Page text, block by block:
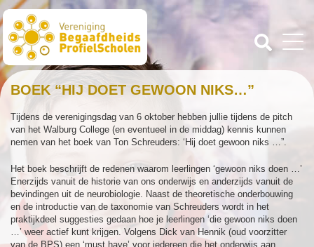
BOEK “HIJ DOET GEWOON NIKS…”
Tijdens de verenigingsdag van 6 oktober hebben jullie tijdens de pitch
van het Walburg College (en eventueel in de middag) kennis kunnen
nemen van het boek van Ton Schreuders: ‘Hij doet gewoon niks …”.
Het boek beschrijft de redenen waarom leerlingen ‘gewoon niks doen …’
Enerzijds vanuit de historie van ons onderwijs en anderzijds vanuit de
bevindingen uit de neurobiologie. Naast de theoretische onderbouwing
en de introductie van de taxonomie van Schreuders wordt in het
praktijkdeel suggesties gedaan hoe je leerlingen ‘die gewoon niks doen
…’ weer actief kunt krijgen. Volgens Dick van Hennik (oud voorzitter
van de BPS) een ‘must have’ voor iedereen die het onderwijs aan